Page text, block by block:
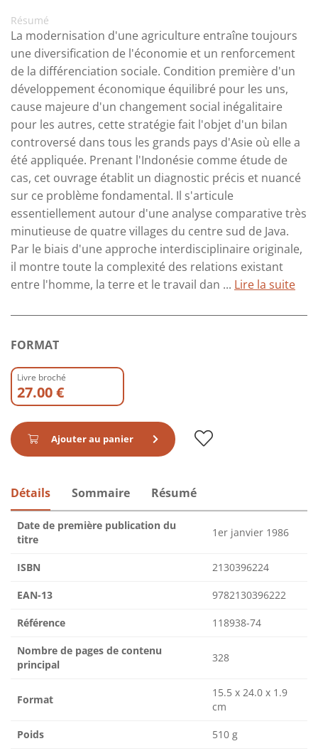
Résumé
La modernisation d'une agriculture entraîne toujours
une diversification de l'économie et un renforcement
de la différenciation sociale. Condition première d'un
développement économique équilibré pour les uns,
cause majeure d'un changement social inégalitaire
pour les autres, cette stratégie fait l'objet d'un bilan
controversé dans tous les grands pays d'Asie où elle a
été appliquée. Prenant l'Indonésie comme étude de
cas, cet ouvrage établit un diagnostic précis et nuancé
sur ce problème fondamental. Il s'articule
essentiellement autour d'une analyse comparative très
minutieuse de quatre villages du centre sud de Java.
Par le biais d'une approche interdisciplinaire originale,
il montre toute la complexité des relations existant
entre l'homme, la terre et le travail dan ... Lire la suite
FORMAT
Livre broché
27.00 €
Ajouter au panier
Détails Sommaire Résumé
Date de première publication du
titre
1er janvier 1986
ISBN 2130396224
EAN-13 9782130396222
Référence 118938-74
Nombre de pages de contenu
principal
328
Format
15.5 x 24.0 x 1.9
cm
Poids 510 g